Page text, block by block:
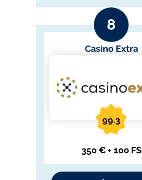
Casino Extra
99.3
350 € + 100 FS